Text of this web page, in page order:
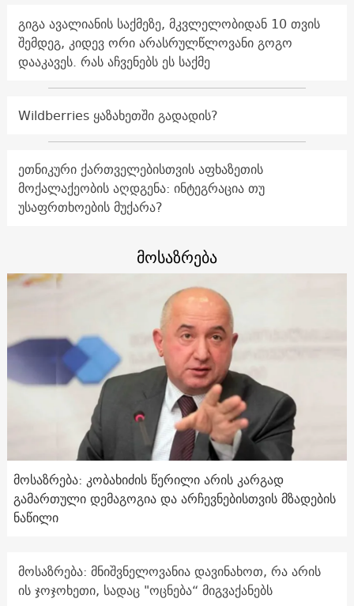
გიგა ავალიანის საქმეზე, მკვლელობიდან 10 თვის
შემდეგ, კიდევ ორი არასრულწლოვანი გოგო
დააკავეს. რას აჩვენებს ეს საქმე
Wildberries ყაზახეთში გადადის?
ეთნიკური ქართველებისთვის აფხაზეთის
მოქალაქეობის აღდგენა: ინტეგრაცია თუ
უსაფრთხოების მუქარა?
მოსაზრება
მოსაზრება: კობახიძის წერილი არის კარგად
გამართული დემაგოგია და არჩევნებისთვის მზადების
ნაწილი
მოსაზრება: მნიშვნელოვანია დავინახოთ, რა არის
ის ჯოჯოხეთი, სადაც "ოცნება“ მიგვაქანებს